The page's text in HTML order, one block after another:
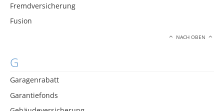
Fremdversicherung
Fusion
NACH OBEN
G
Garagenrabatt
Garantiefonds